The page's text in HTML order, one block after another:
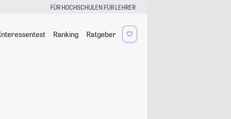
FÜR HOCHSCHULEN|FÜR LEHRER
Ranking Ratgeber